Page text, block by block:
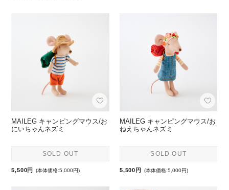
MAILEG キャンピングマウス/お
にいちゃんネズミ
SOLD OUT
5,500円 (本体価格:5,000円)
MAILEG キャンピングマウス/お
ねえちゃんネズミ
SOLD OUT
5,500円 (本体価格:5,000円)